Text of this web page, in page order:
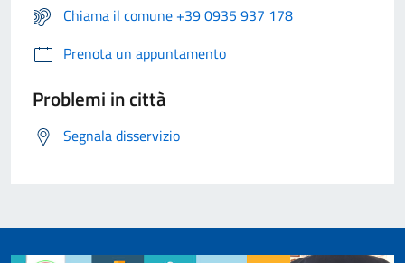
Chiama il comune +39 0935 937 178
Prenota un appuntamento
Problemi in città
Segnala disservizio